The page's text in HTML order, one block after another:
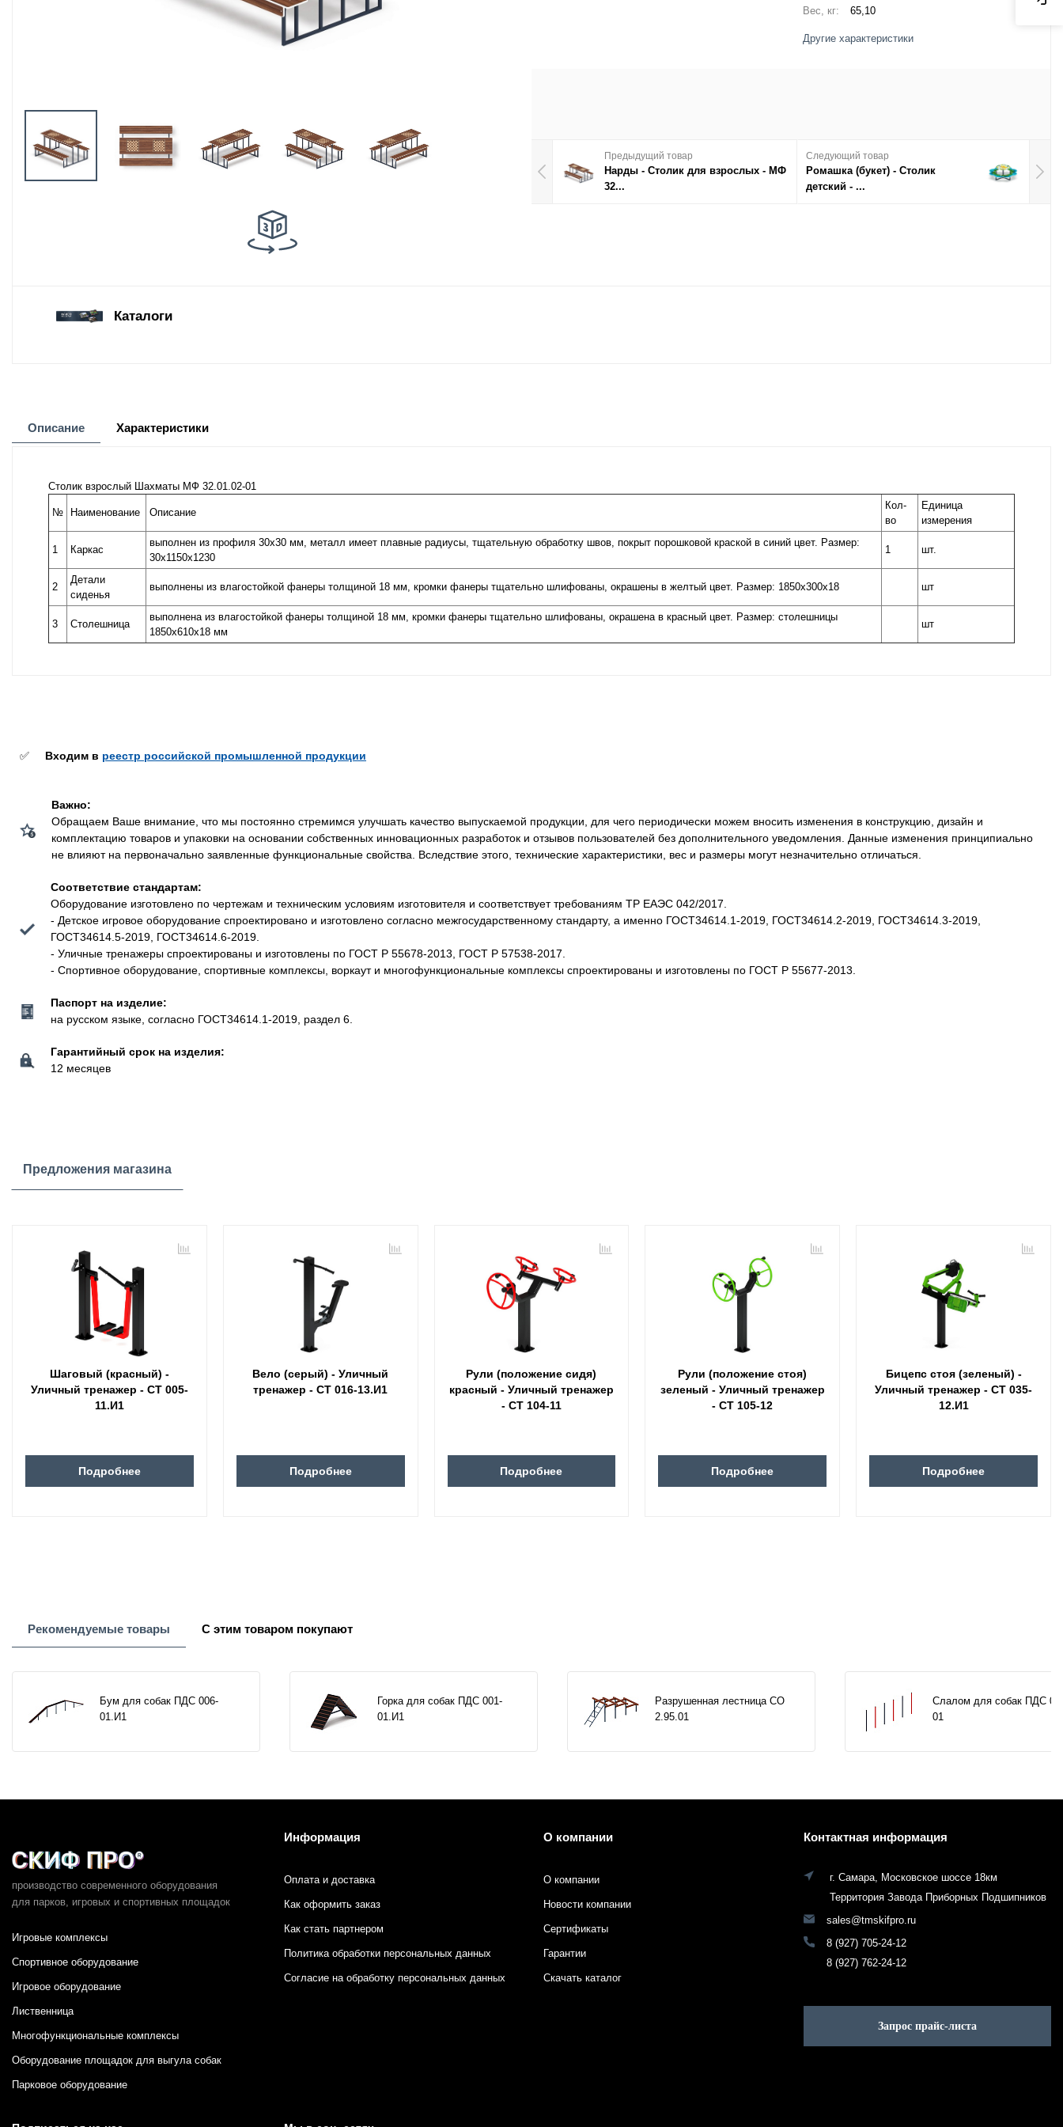
оборудование
Благоустройство
детских площадок
Вес, кг: 65,10
Другие характеристики
Предыдущий товар
Нарды - Столик для взрослых - МФ
32...
Следующий товар
Ромашка (букет) - Столик
детский - ...
Каталоги
Описание Характеристики
Столик взрослый Шахматы МФ 32.01.02-01
№ Наименование Описание
Кол-
во
Единица
измерения
1 Каркас
выполнен из профиля 30х30 мм, металл имеет плавные радиусы, тщательную обработку швов, покрыт порошковой краской в синий цвет. Размер:
30х1150х1230
1 шт.
2
Детали
сиденья
выполнены из влагостойкой фанеры толщиной 18 мм, кромки фанеры тщательно шлифованы, окрашены в желтый цвет. Размер: 1850х300х18 шт
3 Столешница
выполнена из влагостойкой фанеры толщиной 18 мм, кромки фанеры тщательно шлифованы, окрашена в красный цвет. Размер: столешницы
1850х610х18 мм
шт
✅ Входим в реестр российской промышленной продукции
Важно:
Обращаем Ваше внимание, что мы постоянно стремимся улучшать качество выпускаемой продукции, для чего периодически можем вносить изменения в конструкцию, дизайн и
комплектацию товаров и упаковки на основании собственных инновационных разработок и отзывов пользователей без дополнительного уведомления. Данные изменения принципиально
не влияют на первоначально заявленные функциональные свойства. Вследствие этого, технические характеристики, вес и размеры могут незначительно отличаться.
Соответствие стандартам:
Оборудование изготовлено по чертежам и техническим условиям изготовителя и соответствует требованиям ТР ЕАЭС 042/2017.
- Детское игровое оборудование спроектировано и изготовлено согласно межгосударственному стандарту, а именно ГОСТ34614.1-2019, ГОСТ34614.2-2019, ГОСТ34614.3-2019,
ГОСТ34614.5-2019, ГОСТ34614.6-2019.
- Уличные тренажеры спроектированы и изготовлены по ГОСТ Р 55678-2013, ГОСТ Р 57538-2017.
- Спортивное оборудование, спортивные комплексы, воркаут и многофункциональные комплексы спроектированы и изготовлены по ГОСТ Р 55677-2013.
Паспорт на изделие:
на русском языке, согласно ГОСТ34614.1-2019, раздел 6.
Гарантийный срок на изделия:
12 месяцев
Предложения магазина
Шаговый (красный) -
Уличный тренажер - СТ 005-
11.И1
Подробнее
Вело (серый) - Уличный
тренажер - СТ 016-13.И1
Подробнее
Рули (положение сидя)
красный - Уличный тренажер
- СТ 104-11
Подробнее
Рули (положение стоя)
зеленый - Уличный тренажер
- СТ 105-12
Подробнее
Бицепс стоя (зеленый) -
Уличный тренажер - СТ 035-
12.И1
Подробнее
Рекомендуемые товары С этим товаром покупают
Бум для собак ПДС 006-
01.И1
Горка для собак ПДС 001-
01.И1
Разрушенная лестница СО
2.95.01
Слалом для собак ПДС
01
производство современного оборудования
для парков, игровых и спортивных площадок
Игровые комплексы
Спортивное оборудование
Игровое оборудование
Лиственница
Многофункциональные комплексы
Оборудование площадок для выгула собак
Парковое оборудование
Информация
Оплата и доставка
Как оформить заказ
Как стать партнером
Политика обработки персональных данных
Согласие на обработку персональных данных
О компании
О компании
Новости компании
Сертификаты
Гарантии
Скачать каталог
Контактная информация
г. Самара, Московское шоссе 18км
Территория Завода Приборных Подшипников
sales@tmskifpro.ru
8 (927) 705-24-12
8 (927) 762-24-12
Запрос прайс-листа